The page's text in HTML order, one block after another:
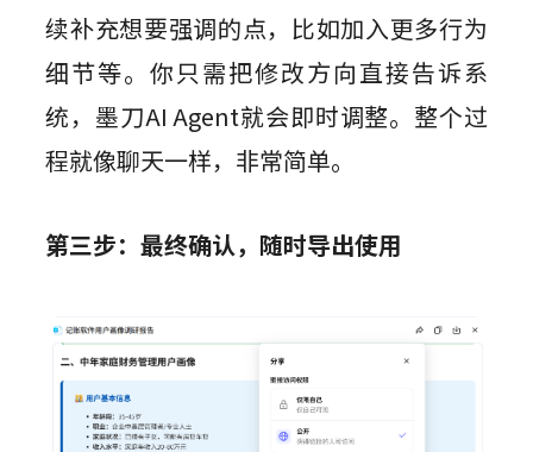
续补充想要强调的点，比如加入更多行为
细节等。你只需把修改方向直接告诉系
统，墨刀AI Agent就会即时调整。整个过
程就像聊天一样，非常简单。
第三步：最终确认，随时导出使用